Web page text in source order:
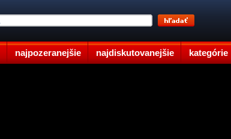
najpozeranejšie najdiskutovanejšie kategórie